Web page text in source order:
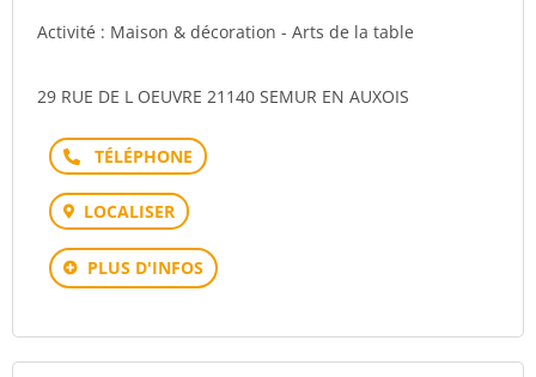
Activité : Maison & décoration - Arts de la table
29 RUE DE L OEUVRE 21140 SEMUR EN AUXOIS
Téléphone
LOCALISER
PLUS D'INFOS